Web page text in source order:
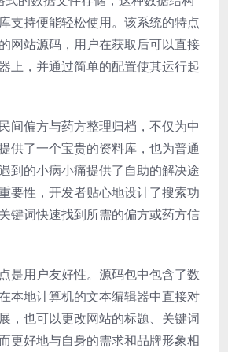
支持便能轻松使用。该系统的特点
网站源码，用户在获取后可以直接
上，并通过简单的配置使其运行起
间偏方与药方整理归档，不仅为中
供了一个宝贵的资料库，也为普通
到的小病小痛提供了自助的解决途
要性，开发者贴心地设计了搜索功
键词快速找到所需的偏方或药方信
是用户友好性。源码包中包含了数
本地计算机的文本编辑器中直接对
，也可以更改网站的标题、关键词
更好地与自身的需求和品牌形象相